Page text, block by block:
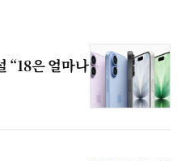
“18은 얼마나